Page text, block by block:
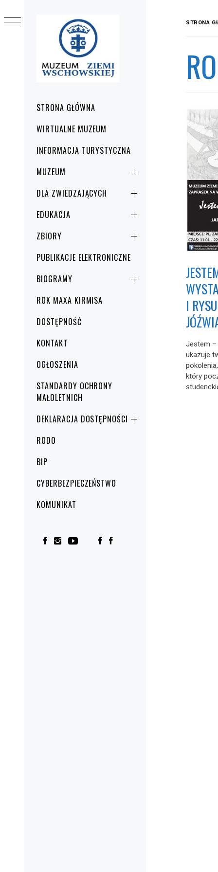
główneSTRONA GŁÓWNA
WIRTUALNE MUZEUM
INFORMACJA TURYSTYCZNA
MUZEUM
DLA ZWIEDZAJĄCYCH
EDUKACJA
ZBIORY
PUBLIKACJE ELEKTRONICZNE
BIOGRAMY
ROK MAXA KIRMISA
DOSTĘPNOŚĆ
KONTAKT
OGŁOSZENIA
STANDARDY OCHRONY
MAŁOLETNICH
DEKLARACJA DOSTĘPNOŚCI
RODO
BIP
CYBERBEZPIECZEŃSTWO
KOMUNIKAT
STRONA
I
Jestem –
ukazuje
który